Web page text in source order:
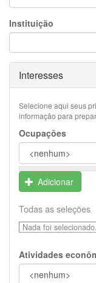
Instituição
Ocultar
Interesses
Selecione aqui seus
informação para
Ocupações
Adicionar
Todas as seleções
Nada foi selecionado.
Atividades